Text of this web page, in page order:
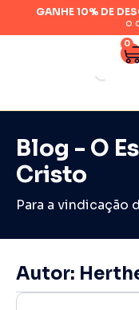
GANHE 10% DE
o
0
Blog - O
Cristo
Para a vindicação
Autor: